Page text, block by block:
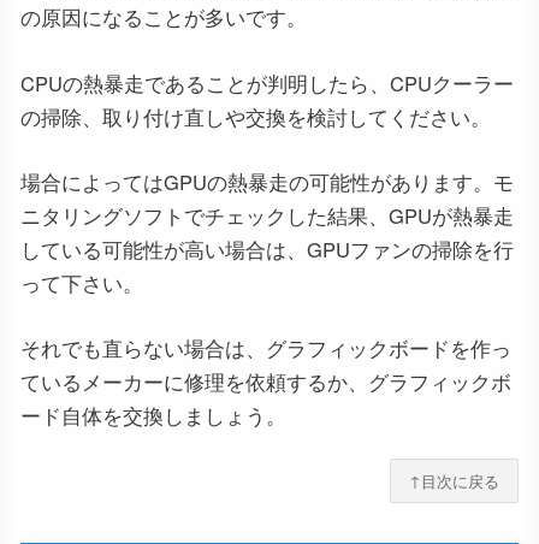
の原因になることが多いです。
CPUの熱暴走であることが判明したら、CPUクーラー
の掃除、取り付け直しや交換を検討してください。
場合によってはGPUの熱暴走の可能性があります。モ
ニタリングソフトでチェックした結果、GPUが熱暴走
している可能性が高い場合は、GPUファンの掃除を行
って下さい。
それでも直らない場合は、グラフィックボードを作っ
ているメーカーに修理を依頼するか、グラフィックボ
ード自体を交換しましょう。
↑目次に戻る